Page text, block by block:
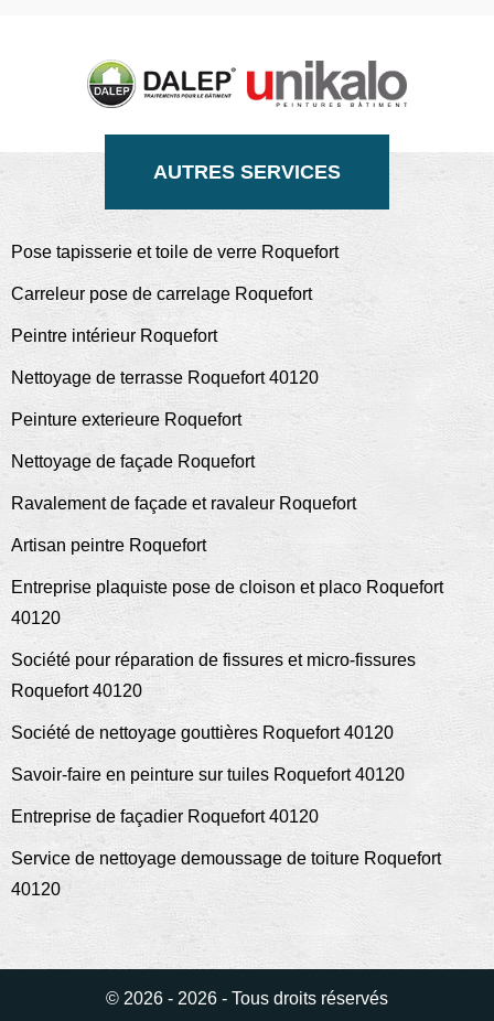
AUTRES SERVICES
Pose tapisserie et toile de verre Roquefort
Carreleur pose de carrelage Roquefort
Peintre intérieur Roquefort
Nettoyage de terrasse Roquefort 40120
Peinture exterieure Roquefort
Nettoyage de façade Roquefort
Ravalement de façade et ravaleur Roquefort
Artisan peintre Roquefort
Entreprise plaquiste pose de cloison et placo Roquefort
40120
Société pour réparation de fissures et micro-fissures
Roquefort 40120
Société de nettoyage gouttières Roquefort 40120
Savoir-faire en peinture sur tuiles Roquefort 40120
Entreprise de façadier Roquefort 40120
Service de nettoyage demoussage de toiture Roquefort
40120
© 2026 - 2026 - Tous droits réservés